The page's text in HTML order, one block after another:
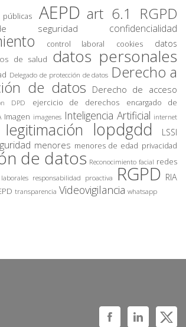
AEPD art 6.1 RGPD
seguridad confidencialidad
control laboral cookies
datos
de salud datos personales
Delegado de protección de datos Derecho a
de datos Derecho de acceso
DPD ejercicio de derechos
encargado de
Imagen imagenes Inteligencia Artificial internet
legitimación lopdgdd LSSI
menores menores de edad privacidad
de datos Reconocimiento facial redes
responsabilidad proactiva RGPD RIA
transparencia Videovigilancia whatsapp